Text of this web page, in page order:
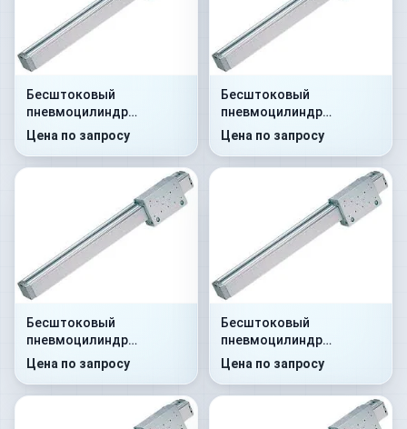
Бесштоковый
пневмоцилиндр
52R2C25A0700
Цена по запросу
Бесштоковый
пневмоцилиндр
52R2C40A0800
Цена по запросу
Бесштоковый
пневмоцилиндр
52R2C25A2000
Цена по запросу
Бесштоковый
пневмоцилиндр
52R2P40A0150
Цена по запросу